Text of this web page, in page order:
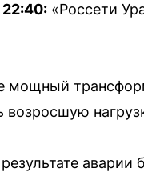
22:40: «Россети
мощный
возросшую
аварии